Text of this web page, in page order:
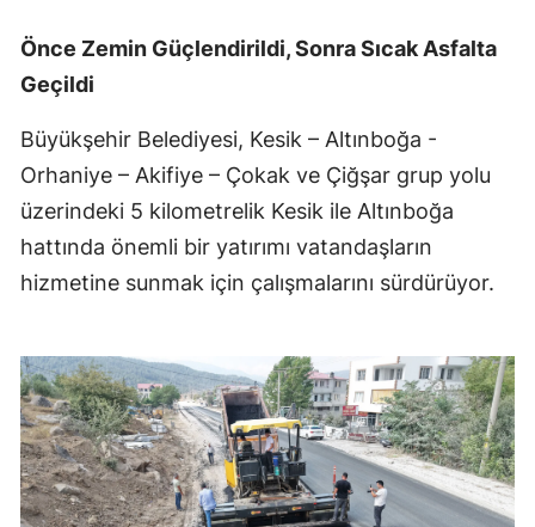
Önce Zemin Güçlendirildi, Sonra Sıcak Asfalta
Geçildi
Büyükşehir Belediyesi, Kesik – Altınboğa -
Orhaniye – Akifiye – Çokak ve Çiğşar grup yolu
üzerindeki 5 kilometrelik Kesik ile Altınboğa
hattında önemli bir yatırımı vatandaşların
hizmetine sunmak için çalışmalarını sürdürüyor.